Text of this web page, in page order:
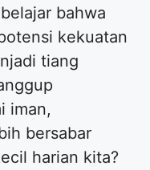
bahwa
kekuatan
tiang
iman,
bersabar
harian kita?